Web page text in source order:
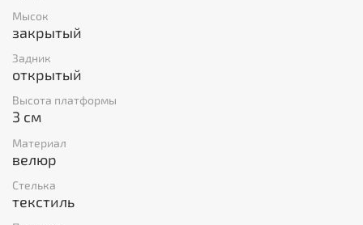
Мысок
закрытый
Задник
открытый
Высота платформы
3 см
Материал
велюр
Стелька
текстиль